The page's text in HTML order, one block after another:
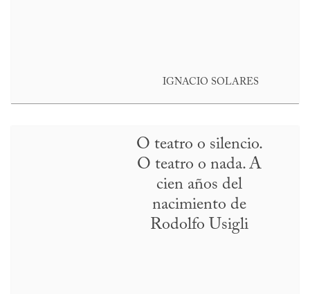
IGNACIO SOLARES
O teatro o silencio.
O teatro o nada. A
cien años del
nacimiento de
Rodolfo Usigli